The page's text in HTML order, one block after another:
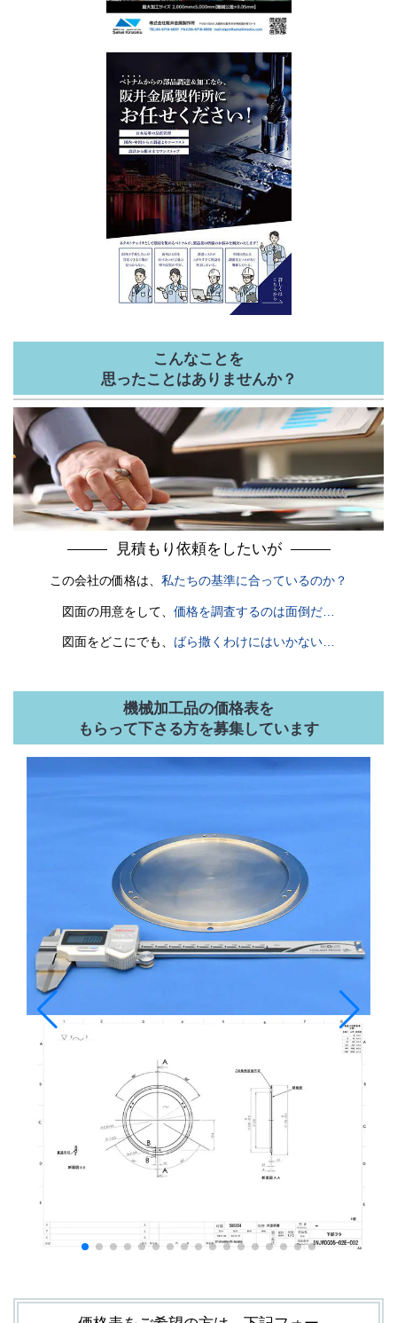
こんなことを
思ったことはありませんか？
見積もり依頼をしたいが
この会社の価格は、 私たちの基準に合っているのか？
図面の用意をして、 価格を調査するのは面倒だ…
図面をどこにでも、 ばら撒くわけにはいかない…
機械加工品の価格表を
もらって下さる方を募集しています